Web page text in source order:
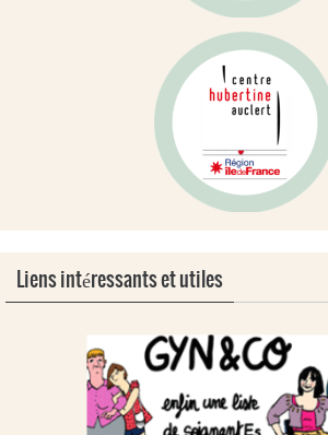
Liens intéressants et utiles